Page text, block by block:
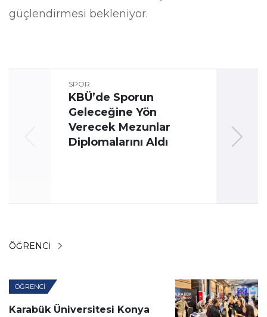
güçlendirmesi bekleniyor.
SPOR
KBÜ’de Sporun
Geleceğine Yön
Verecek Mezunlar
Diplomalarını Aldı
ÖĞRENCI
ÖĞRENCI
Karabük Üniversitesi Konya